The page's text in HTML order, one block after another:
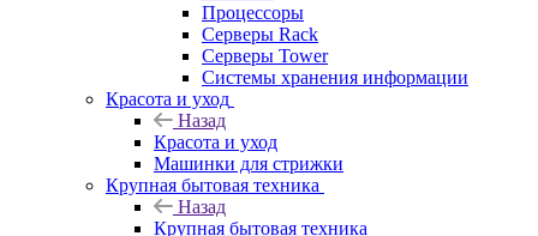
Процессоры
Серверы Rack
Серверы Tower
Системы хранения информации
Красота и уход
Назад
Красота и уход
Машинки для стрижки
Крупная бытовая техника
Назад
Крупная бытовая техника